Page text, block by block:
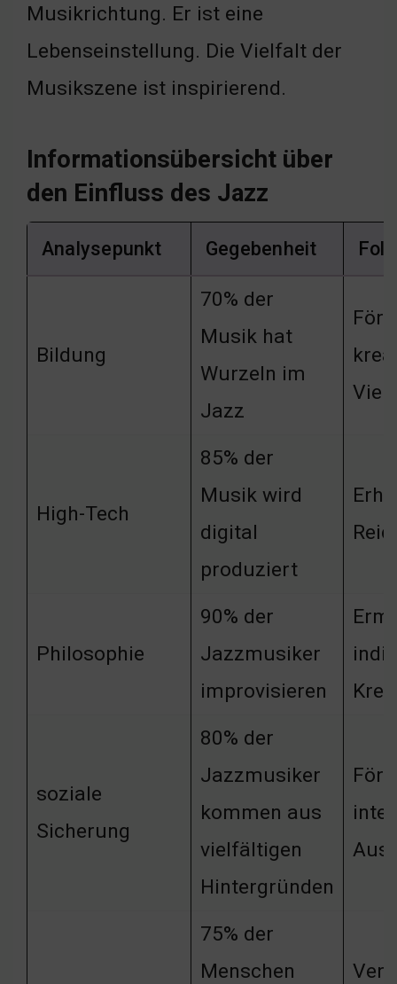
Musikrichtung. Er ist eine
Lebenseinstellung. Die Vielfalt der
Musikszene ist inspirierend.
Informationsübersicht über
den Einfluss des Jazz
Analysepunkt Gegebenheit
Bildung
70% der
Musik hat
Wurzeln im
Jazz
High-Tech
85% der
Musik wird
digital
produziert
Philosophie
90% der
Jazzmusiker
improvisieren
soziale
Sicherung
80% der
Jazzmusiker
kommen aus
vielfältigen
Hintergründen
75% der
Menschen